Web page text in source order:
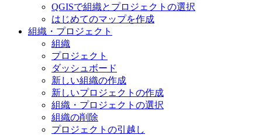
QGISで組織とプロジェクトの選択
はじめてのマップを作成
組織・プロジェクト
組織
プロジェクト
ダッシュボード
新しい組織の作成
新しいプロジェクトの作成
組織・プロジェクトの選択
組織の削除
プロジェクトの引越し